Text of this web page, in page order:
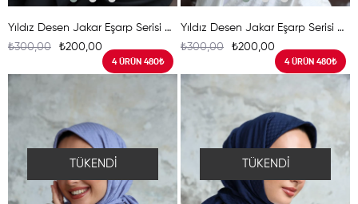
Yıldız Desen Jakar Eşarp Serisi Saks
₺200,00
₺300,00
4 ÜRÜN 480₺
Yıldız Desen Jakar Eşarp Serisi Siyah
₺200,00
₺300,00
4 ÜRÜN 480₺
TÜKENDI TÜKENDI